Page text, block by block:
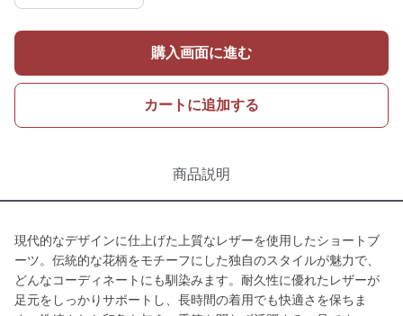
購入画面に進む
カートに追加する
商品説明
現代的なデザインに仕上げた上質なレザーを使用したショートブ
ーツ。伝統的な花柄をモチーフにした独自のスタイルが魅力で、
どんなコーディネートにも馴染みます。耐久性に優れたレザーが
足元をしっかりサポートし、長時間の着用でも快適さを保ちま